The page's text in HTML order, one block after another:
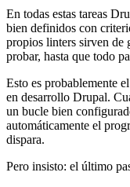
En todas estas tareas
bien definidos con
propios linters sirven de
probar, hasta que todo
Esto es probablemente
en desarrollo Drupal.
un bucle bien
automáticamente el
dispara.
Pero insisto: el último